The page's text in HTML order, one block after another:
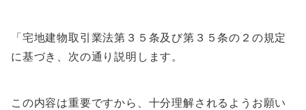
「宅地建物取引業法第３５条及び第３５条の２の規定
に基づき、次の通り説明します。
この内容は重要ですから、十分理解されるようお願い